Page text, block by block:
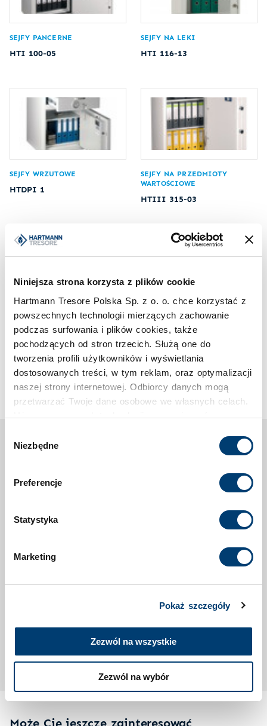
Niniejsza strona korzysta z plików cookie
Hartmann Tresore Polska Sp. z o. o. chce korzystać z
powszechnych technologii mierzących zachowanie
podczas surfowania i plików cookies, także
pochodzących od stron trzecich. Służą one do
tworzenia profili użytkowników i wyświetlania
dostosowanych treści, w tym reklam, oraz optymalizacji
naszej strony internetowej. Odbiorcy danych mogą
przetwarzać Twoje dane osobowe we własnych celach.
Używamy pewnych technologii w oparciu o równowagę
odrzucić i wycofać swoją zgodę w dowolnej chwili ze
wPolityce prywatności
Polityce wykorzystywania
zgody
Niezbędne
Preferencje
Statystyka
Marketing
Pokaż szczegóły
Zezwól na wszystkie
Zezwól na wybór
SEJFY PANCERNE
HTI 100-05
SEJFY NA LEKI
HTI 116-13
SEJFY WRZUTOWE
HTDPI 1
SEJFY NA PRZEDMIOTY
WARTOŚCIOWE
HTIII 315-03
KASY PANCERNE
HTV 515-23
Na co musisz zwrócić uwagę?
zakupionego sejfu. Weź pod uwagę nasze wskazówki i
wybierz sejf idealnie odpowiadający Twoim wyobrażeniom i
bezpieczeństwo.
Rodzaj sejfu
Konfigurator sejfów
Może Cię jeszcze zainteresować